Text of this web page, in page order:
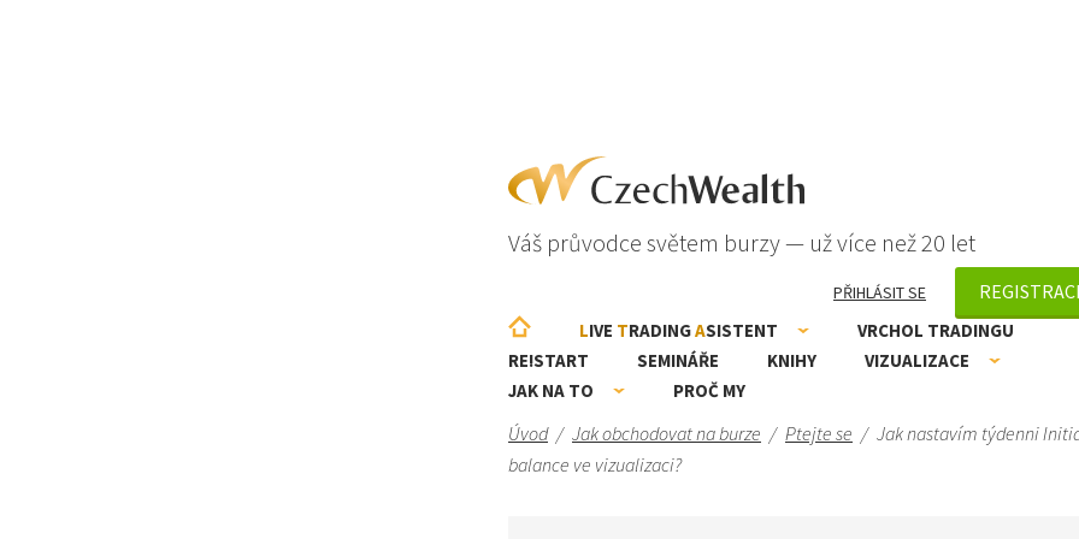
Váš průvodce světem burzy — už více než 20 let
PŘIHLÁSIT SE
LIVE TRADINGASISTENT
VRCHOL TRADINGU
RE!START
SEMINÁŘE KNIHY
VIZUALIZACE
JAK NA TO
PROČ MY
Úvod / Jak obchodovat na burze / Ptejte se / Jak nastavím týdenni
balance ve vizualizaci?